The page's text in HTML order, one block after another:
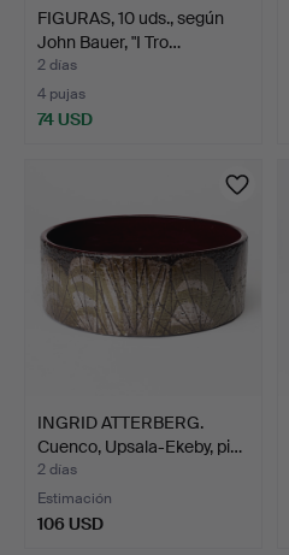
FIGURAS, 10 uds., según
John Bauer, "I Tro…
2 días
4 pujas
74 USD
INGRID ATTERBERG.
Cuenco, Upsala-Ekeby, pi…
2 días
Estimación
106 USD